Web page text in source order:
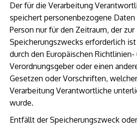
Der für die Verarbeitung
speichert personenbezogene
Person nur für den Zeitraum, der zur
Speicherungszwecks erforderlich
durch den Europäischen Richtlinien-
Verordnungsgeber oder einen
Gesetzen oder Vorschriften,
Verarbeitung Verantwortliche
wurde.
Entfällt der Speicherungszweck